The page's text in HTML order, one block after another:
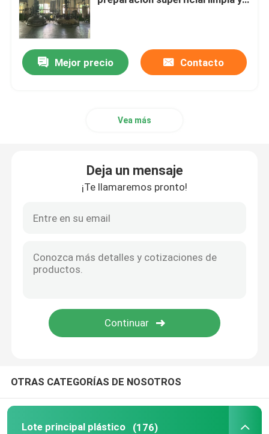
Máquina de moldeo por inyección de plástico
Moldeo por inyección plástico
Mejor precio Contacto
Vea más
Deja un mensaje
¡Te llamaremos pronto!
OTRAS CATEGORÍAS DE NOSOTROS
Lote principal plástico (176)